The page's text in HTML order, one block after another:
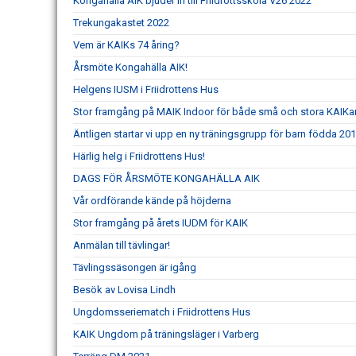
Trekungakastet 2022
Vem är KAIKs 74 åring?
Årsmöte Kongahälla AIK!
Helgens IUSM i Friidrottens Hus
Stor framgång på MAIK Indoor för både små och stora
Äntligen startar vi upp en ny träningsgrupp för barn födda
Härlig helg i Friidrottens Hus!
DAGS FÖR ÅRSMÖTE KONGAHÄLLA AIK
Vår ordförande kände på höjderna
Stor framgång på årets IUDM för KAIK
Anmälan till tävlingar!
Tävlingssäsongen är igång
Besök av Lovisa Lindh
Ungdomsseriematch i Friidrottens Hus
KAIK Ungdom på träningsläger i Varberg